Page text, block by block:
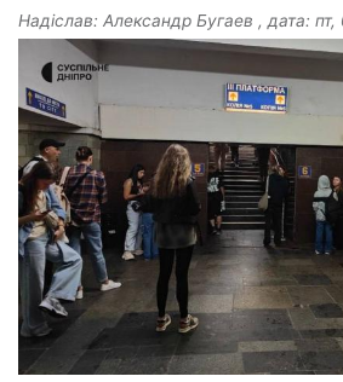
Надіслав: Александр Бугаев , дата: